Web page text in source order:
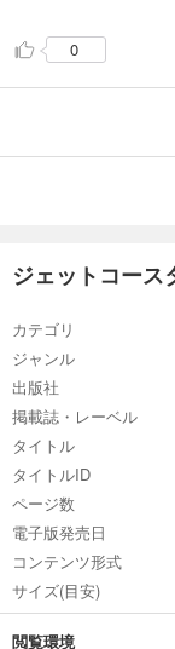
0
ジェットコー
カテゴリ
ジャンル
出版社
掲載誌・レーベル
タイトル
タイトルID
ページ数
電子版発売日
コンテンツ形式
サイズ(目安)
閲覧環境